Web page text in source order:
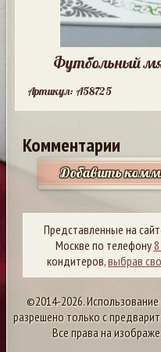
Футбольный
Артикул: A58725
Комментарии
Добавить
Представленные на
Москве по телефону
кондитеров,выбрав
©2014-2026.
разрешено только с
Все права на